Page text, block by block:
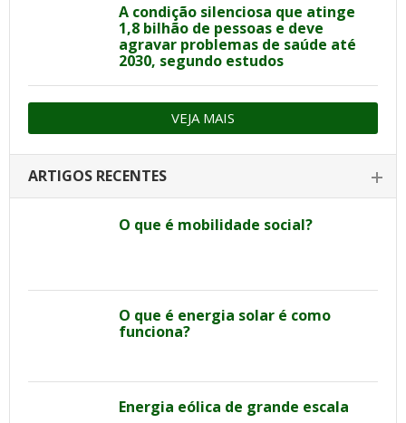
A condição silenciosa que atinge
1,8 bilhão de pessoas e deve
agravar problemas de saúde até
2030, segundo estudos
VEJA MAIS
ARTIGOS RECENTES
O que é mobilidade social?
O que é energia solar é como
funciona?
Energia eólica de grande escala